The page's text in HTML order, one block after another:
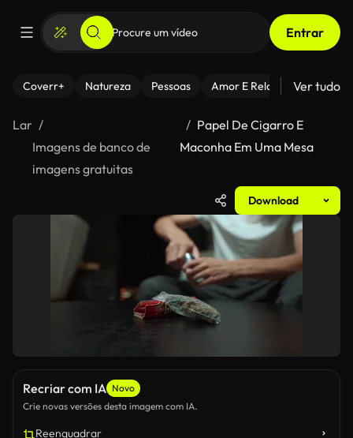
Entrar
Coverr+ Natureza Pessoas Amor E Relacionamentos
Ver tudo
Lar
Imagens de banco de
imagens gratuitas
Papel De Cigarro E
Maconha Em Uma Mesa
Download
Recriar com IA Novo
Crie novas versões desta imagem com IA.
Reenquadrar